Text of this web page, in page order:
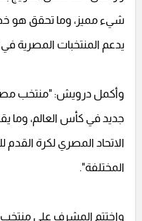
شيء مميز، وما تحقق هو
يدعم المنتخبات المصرية
جديد في كأس العالم،
الاتحاد المصري لكرة القدم
المختلفة".
واختتم المشرف على منتخب